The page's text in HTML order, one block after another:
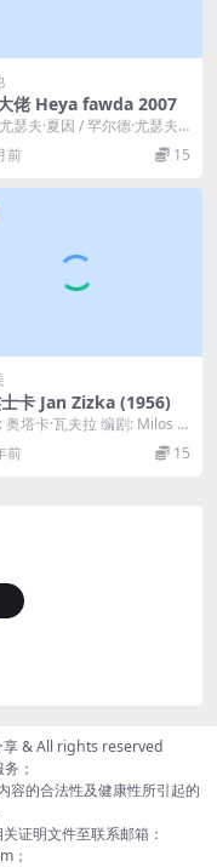
佬 Heya fawda 2007
瑟夫·夏因 / 罕尔德·尤瑟夫
Abdel-Ra...
前 15
士卡 Jan Zizka (1956)
奥塔卡·瓦夫拉 编剧: Milos V
前 15
享& All rights reserved
；
容的合法性及健康性所引起的
证明文件至联系邮箱：
；